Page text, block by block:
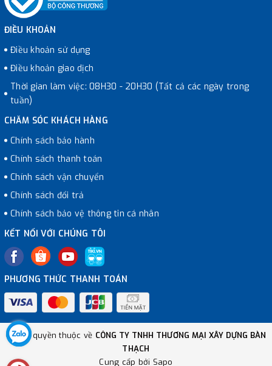
ĐIỀU KHOẢN
Điều khoản sử dụng
Điều khoản giao dịch
Thời gian làm việc: 08H30 - 20H30 (Tất cả các ngày trong
tuần)
CHĂM SÓC KHÁCH HÀNG
Chính sách bảo hành
Chính sách thanh toán
Chính sách vận chuyển
Chính sách đổi trả
Chính sách bảo vệ thông tin cá nhân
KẾT NỐI VỚI CHÚNG TÔI
PHƯƠNG THỨC THANH TOÁN
© Bản quyền thuộc về CÔNG TY TNHH THƯƠNG MẠI XÂY DỰNG BÀN
THẠCH
Cung cấp bởi Sapo